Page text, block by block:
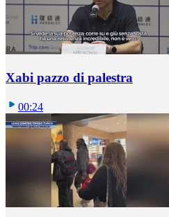
Xabi pazzo di palestra
00:24